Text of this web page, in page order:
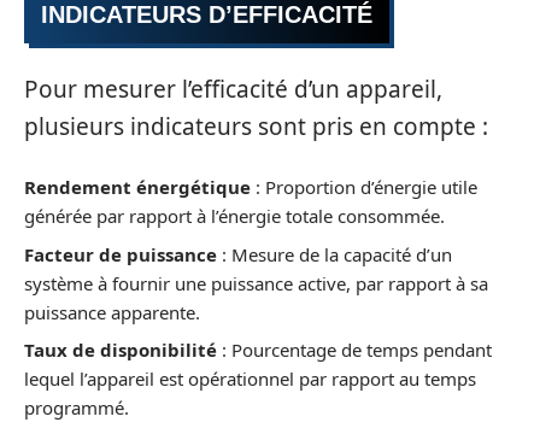
INDICATEURS D’EFFICACITÉ
Pour mesurer l’efficacité d’un appareil,
plusieurs indicateurs sont pris en compte :
Rendement énergétique : Proportion d’énergie utile
générée par rapport à l’énergie totale consommée.
Facteur de puissance : Mesure de la capacité d’un
système à fournir une puissance active, par rapport à sa
puissance apparente.
Taux de disponibilité : Pourcentage de temps pendant
lequel l’appareil est opérationnel par rapport au temps
programmé.